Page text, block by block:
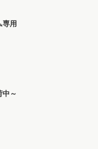
専用
中～